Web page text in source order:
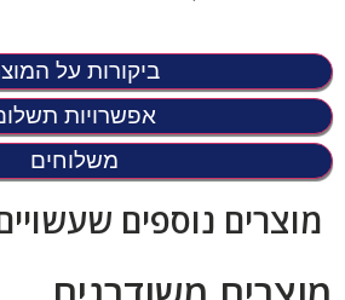
ביקורות על
אפשרויות
משלוחים
מוצרים נוספים